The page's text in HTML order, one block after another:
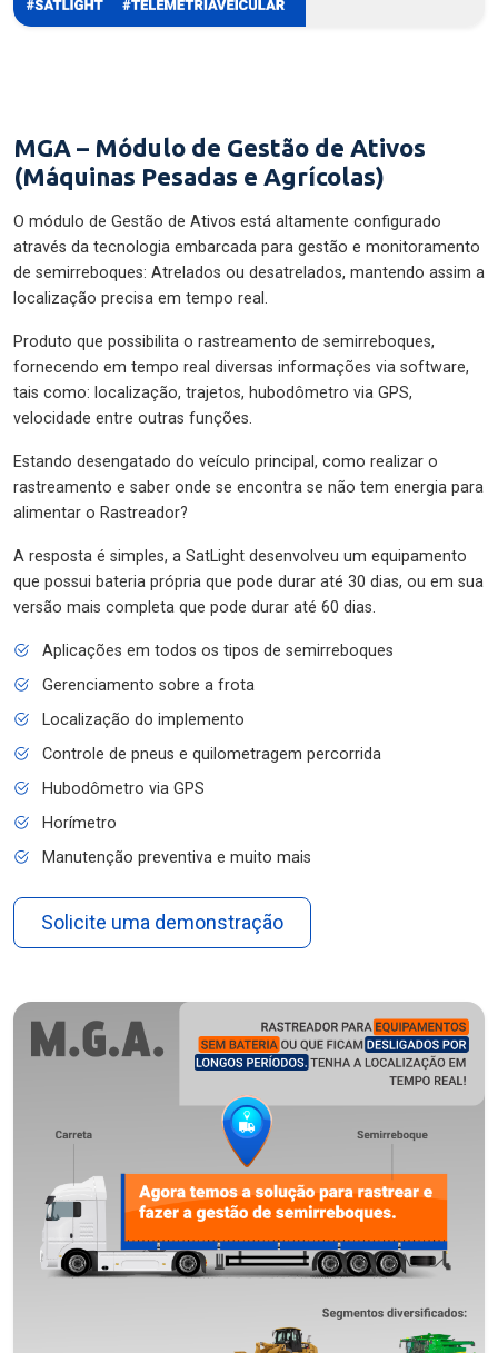
MGA – Módulo de Gestão de Ativos
(Máquinas Pesadas e Agrícolas)
O módulo de Gestão de Ativos está altamente configurado
através da tecnologia embarcada para gestão e monitoramento
de semirreboques: Atrelados ou desatrelados, mantendo assim a
localização precisa em tempo real.
Produto que possibilita o rastreamento de semirreboques,
fornecendo em tempo real diversas informações via software,
tais como: localização, trajetos, hubodômetro via GPS,
velocidade entre outras funções.
Estando desengatado do veículo principal, como realizar o
rastreamento e saber onde se encontra se não tem energia para
alimentar o Rastreador?
A resposta é simples, a SatLight desenvolveu um equipamento
que possui bateria própria que pode durar até 30 dias, ou em sua
versão mais completa que pode durar até 60 dias.
Aplicações em todos os tipos de semirreboques
Gerenciamento sobre a frota
Localização do implemento
Controle de pneus e quilometragem percorrida
Hubodômetro via GPS
Horímetro
Manutenção preventiva e muito mais
Solicite uma demonstração